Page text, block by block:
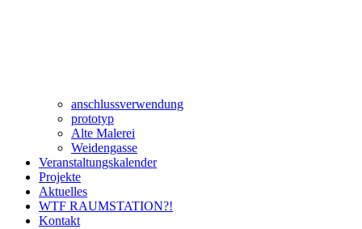
anschlussverwendung
prototyp
Alte Malerei
Weidengasse
Veranstaltungskalender
Projekte
Aktuelles
WTF RAUMSTATION?!
Kontakt